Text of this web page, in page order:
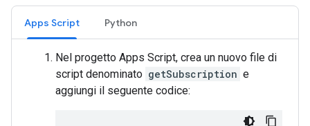
Apps Script Python
Nel progetto Apps Script, crea un nuovo file di
script denominato getSubscription e
aggiungi il seguente codice: